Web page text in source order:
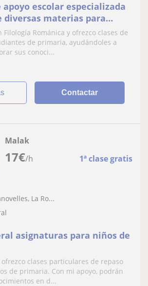
apoyo escolar especializada
diversas materias para
y presencial
Filología Románica y ofrezco clases de
de primaria, ayudándoles a
sus conoci...
Contactar
17€/h 1ª clase gratis
Malak
La Ro...
asignaturas para niños de
ofrezco clases particulares de repaso
de primaria. Con mi apoyo, podrán
en d...